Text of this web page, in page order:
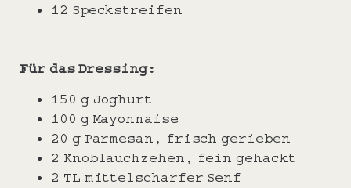
12 Speckstreifen
Für das Dressing:
150 g Joghurt
100 g Mayonnaise
20 g Parmesan, frisch gerieben
2 Knoblauchzehen, fein gehackt
2 TL mittelscharfer Senf